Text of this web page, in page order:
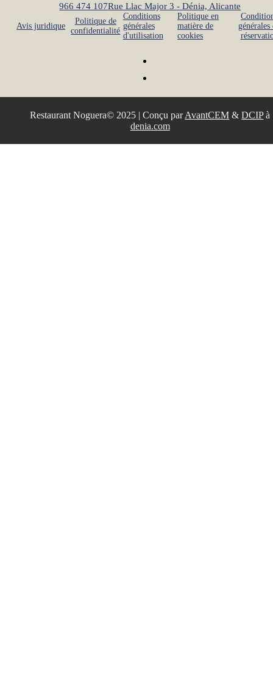
966 474 107Rue Llac Major 3 - Dénia, Alicante
Avis juridique
Politique de
confidentialité
Conditions
générales
d'utilisation
Politique en
matière de
cookies
générales
Restaurant Noguera© 2025 | Conçu parAvantCEM &DCIPà
denia.com